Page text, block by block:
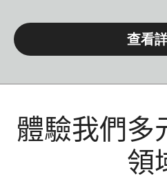
查看
體驗我們多
領